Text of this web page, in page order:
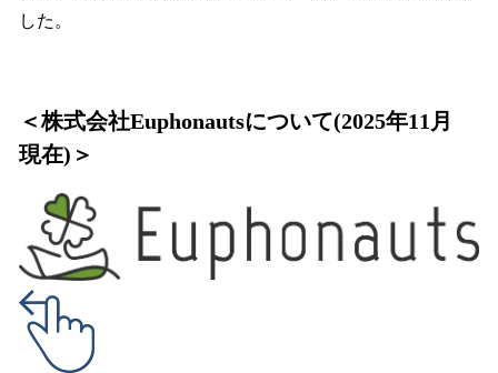
した。
＜株式会社Euphonautsについて(2025年11月
現在)＞